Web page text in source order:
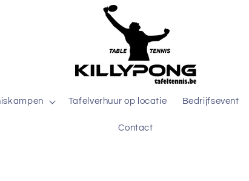
Tafelverhuur op locatie Bedrijfsevent
Contact